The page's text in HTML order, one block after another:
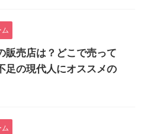
販売店は？どこで売って
足の現代人にオススメの